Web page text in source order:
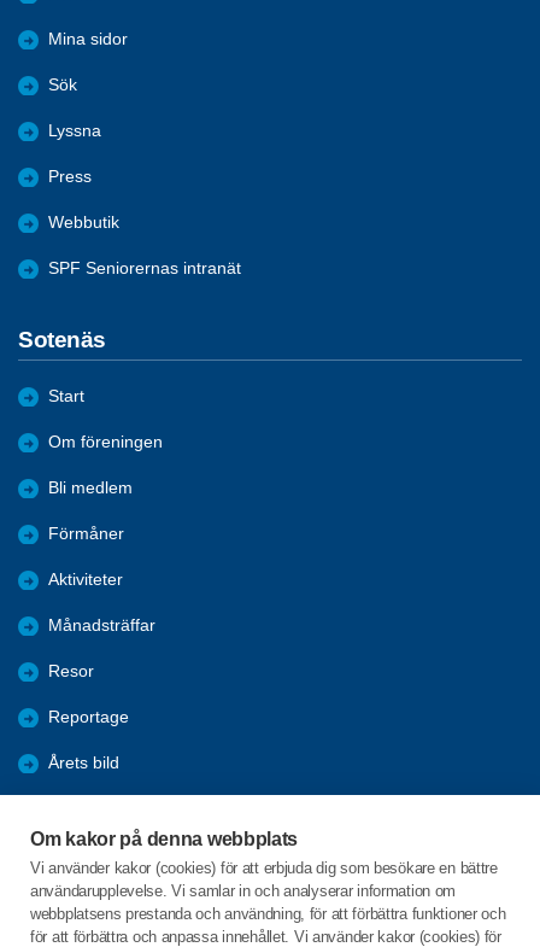
Om kakor på denna webbplats
Vi använder kakor (cookies) för att erbjuda dig som besökare en bättre
användarupplevelse. Vi samlar in och analyserar information om
webbplatsens prestanda och användning, för att förbättra funktioner och
för att förbättra och anpassa innehållet. Vi använder kakor (cookies) för
Mina sidor
Sök
Lyssna
Press
Webbutik
SPF Seniorernas intranät
Sotenäs
Start
Om föreningen
Bli medlem
Förmåner
Aktiviteter
Månadsträffar
Resor
Reportage
Årets bild
Fredagsbridgen
Sponsorer